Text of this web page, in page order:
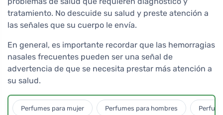
tratamiento. No descuide su salud y preste atención a
las señales que su cuerpo le envía.
En general, es importante recordar que las hemorragias
nasales frecuentes pueden ser una señal de
advertencia de que se necesita prestar más atención a
su salud.
Perfumes para mujer Perfumes para hombres